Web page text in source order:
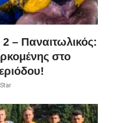
– Παναιτωλικός:
στο